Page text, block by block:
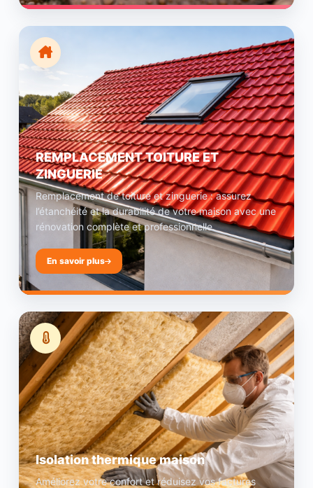
REMPLACEMENT TOITURE ET
ZINGUERIE
Remplacement de toiture et zinguerie : assurez
l’étanchéité et la durabilité de votre maison avec une
rénovation complète et professionnelle.
En savoir plus
Isolation thermique maison
Améliorez votre confort et réduisez vos factures